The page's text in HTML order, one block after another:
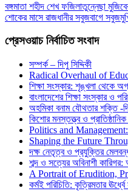
বঙ্গমাতা শহীদ শেখ ফজিলাতুন্নেছা
শোকের মাসে রাজধানীর সবুজবাগে
প্রেসওয়াচ নির্বাচিত সংবাদ
সম্পর্ক – দিপু সিদ্দিকী
Radical Overhaul of
শিক্ষা সংস্কার: শৃঙ্খলা থেকে
বাংলাদেশের শিক্ষা সংস্কার ও
অহমিকা বনাম যৌথতার শক্তি -
কিশোর মনস্তত্ত্ব ও
Politics and
Shaping the Future
দক্ষ নেতৃত্ব ও প্রযুক্তির
শব্দ ও সত্যের অবিনাশী
A Portrait of Erudition,
কর্মই পরিচিতি: কৃত্রিমতার ঊর্ধ্বে